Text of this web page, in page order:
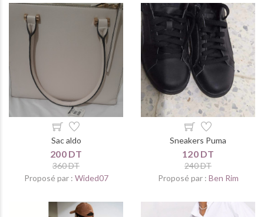
Sac aldo
200 DT
360 DT
Proposé par : Wided07
Sneakers Puma
120 DT
240 DT
Proposé par : Ben Rim